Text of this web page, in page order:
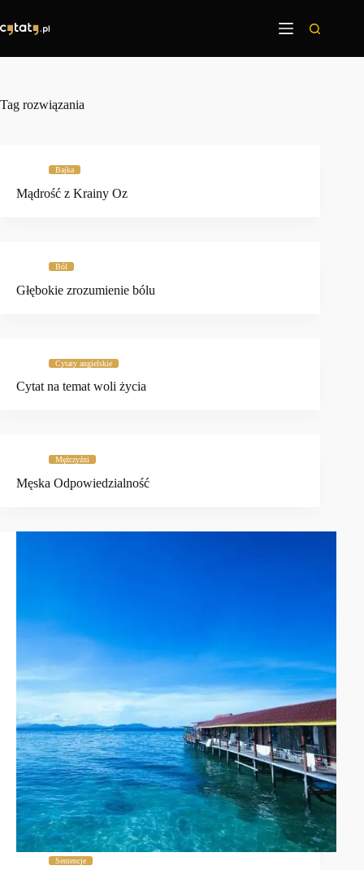
treści
Tag rozwiązania
Bajka
Mądrość z Krainy Oz
Ból
Głębokie zrozumienie bólu
Cytaty angielskie
Cytat na temat woli życia
Mężczyźni
Męska Odpowiedzialność
Sentencje